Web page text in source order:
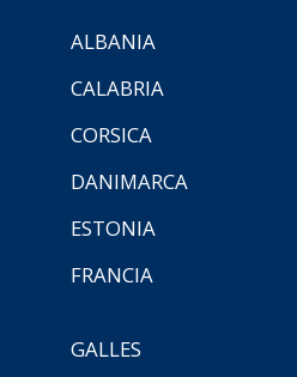
ALBANIA
CALABRIA
CORSICA
DANIMARCA
ESTONIA
FRANCIA
GALLES